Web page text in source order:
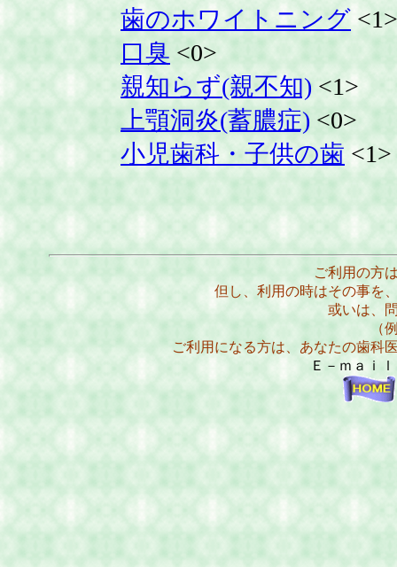
歯のホワイトニング <1>
口臭 <0>
親知らず(親不知) <1>
上顎洞炎(蓄膿症) <0>
小児歯科・子供の歯 <1>
ご利用の方
但し、利用の時はその事を
或いは、
（
ご利用になる方は、あなたの歯科
Ｅ－ｍａｉ